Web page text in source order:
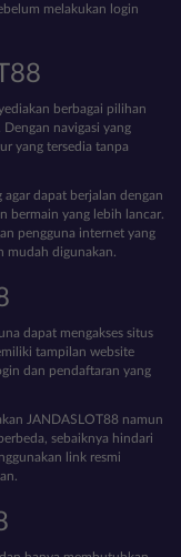
melakukan login
berbagai pilihan
navigasi yang
yang tersedia tanpa
dapat berjalan dengan
bermain yang lebih lancar.
pengguna internet yang
mudah digunakan.
dapat mengakses situs
tampilan website
dan pendaftaran yang
JANDASLOT88 namun
sebaiknya hindari
link resmi